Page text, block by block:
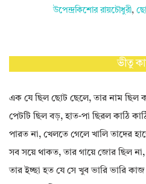
উপেন্দ্রকিশোর রায়চৌধুরী,
ভীতু
এক যে ছিল ছোট ছেলে, তার নাম ছিল
পেটটি ছিল বড়, হাত-পা ছিরল কাঠি
পারত না, খেলতে গেলে খালি তাদের
সব সয়ে থাকত, তার গায়ে জোর ছিল
তার ইচ্ছা হত যে সে খুব ভারি ভারি